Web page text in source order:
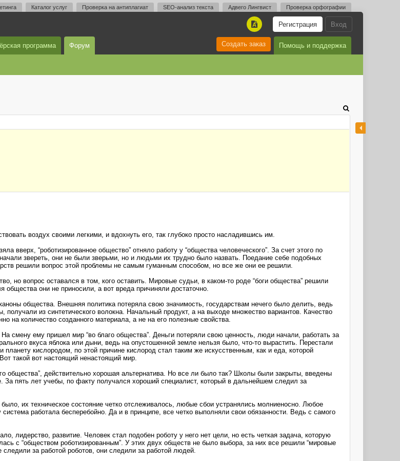
Каталог услуг Проверка на антиплагиат SEO-анализ текста Адвего Лингвист Проверка орфографии
Вход
Регистрация
A
программа Форум Помощь и поддержка
Создать заказ
воздух своими легкими, и вдохнуть его, так глубоко просто насладившись им.
вверх, “роботизированное общество” отняло работу у “общества человеческого”. За счет этого по
звереть, они не были зверьми, но и людьми их трудно было назвать. Поедание себе подобных
решили вопрос этой проблемы не самым гуманным способом, но все же они ее решили.
но вопрос оставался в том, кого оставить. Мировые судьи, в каком-то роде “боги общества” решили
они не приносили, а вот вреда причиняли достаточно.
общества. Внешняя политика потеряла свою значимость, государствам нечего было делить, ведь
из синтетического волокна. Начальный продукт, а на выходе множество вариантов. Качество
на количество созданного материала, а не на его полезные свойства.
смену ему пришел мир “во благо общества”. Деньги потеряли свою ценность, люди начали, работать за
вкуса яблока или дыни, ведь на опустошенной земле нельзя было, что-то вырастить. Перестали
планету кислородом, по этой причине кислород стал таким же искусственным, как и еда, которой
такой вот настоящий ненастоящий мир.
действительно хорошая альтернатива. Но все ли было так? Школы были закрыты, введены
За пять лет учебы, по факту получался хороший специалист, который в дальнейшем следил за
их техническое состояние четко отслеживалось, любые сбои устранялись молниеносно. Любое
работала бесперебойно. Да и в принципе, все четко выполняли свои обязанности. Ведь с самого
лидерство, развитие. Человек стал подобен роботу у него нет цели, но есть четкая задача, которую
с “обществом роботизированным”. У этих двух обществ не было выбора, за них все решили “мировые
за работой роботов, они следили за работой людей.